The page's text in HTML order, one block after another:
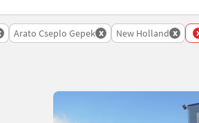
Arato Cseplo Gepek x New Holland x